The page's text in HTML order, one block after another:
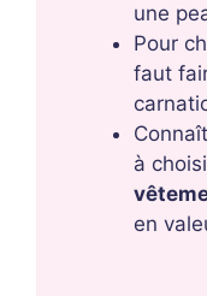
une
Pour
faut
à
en